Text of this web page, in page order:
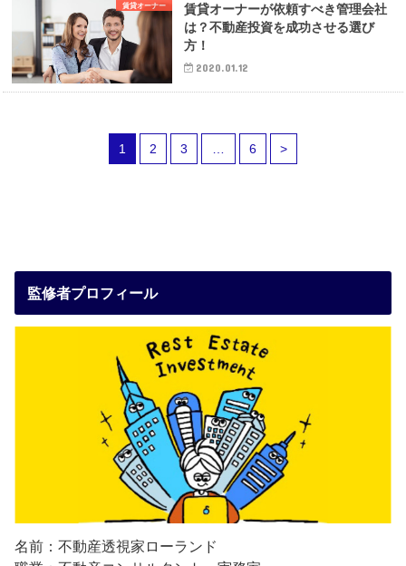
賃貸オーナー
賃貸オーナーが依頼すべき管理会社
は？不動産投資を成功させる選び
方！
2020.01.12
1 2 3 … 6 >
監修者プロフィール
名前：不動産透視家ローランド